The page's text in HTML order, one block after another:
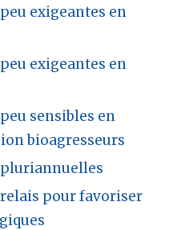
exigeantes en
exigeantes en
sensibles en
bioagresseurs
pluriannuelles
pour favoriser